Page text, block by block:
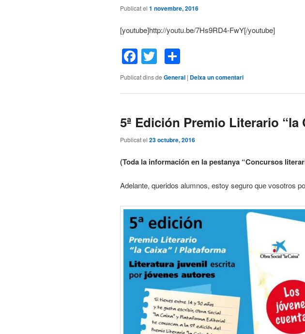
Publicat el 1 novembre, 2016
[youtube]http://youtu.be/7Hs9RD4-FwY[/youtube]
Facebook
Twitter
Publicat dins de General | Deixa un comentari
5ª Edición Premio Literario “la
Publicat el 23 octubre, 2016
(Toda la información en la pestanya “Concursos
Adelante, queridos alumnos, estoy seguro que vosotros